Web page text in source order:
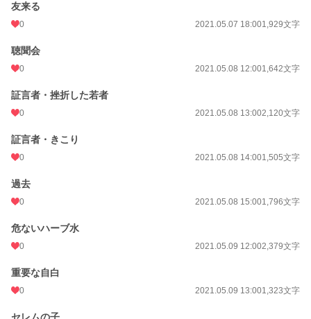
友来る
0 2021.05.07 18:001,929文字
聴聞会
0 2021.05.08 12:001,642文字
証言者・挫折した若者
0 2021.05.08 13:002,120文字
証言者・きこり
0 2021.05.08 14:001,505文字
過去
0 2021.05.08 15:001,796文字
危ないハーブ水
0 2021.05.09 12:002,379文字
重要な自白
0 2021.05.09 13:001,323文字